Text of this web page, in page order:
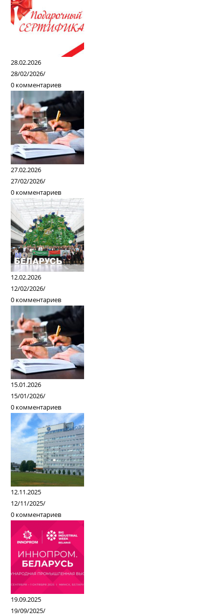
28.02.2026
28/02/2026/
0 комментариев
27.02.2026
27/02/2026/
0 комментариев
12.02.2026
12/02/2026/
0 комментариев
15.01.2026
15/01/2026/
0 комментариев
12.11.2025
12/11/2025/
0 комментариев
19.09.2025
19/09/2025/